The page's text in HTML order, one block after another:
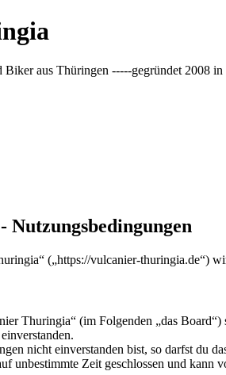
Biker aus Thüringen -----gegründet 2008
(„https://vulcanier-thuringia.de“)
Thuringia“ (im Folgenden „das
nicht einverstanden bist, so darfst du
unbestimmte Zeit geschlossen und kann